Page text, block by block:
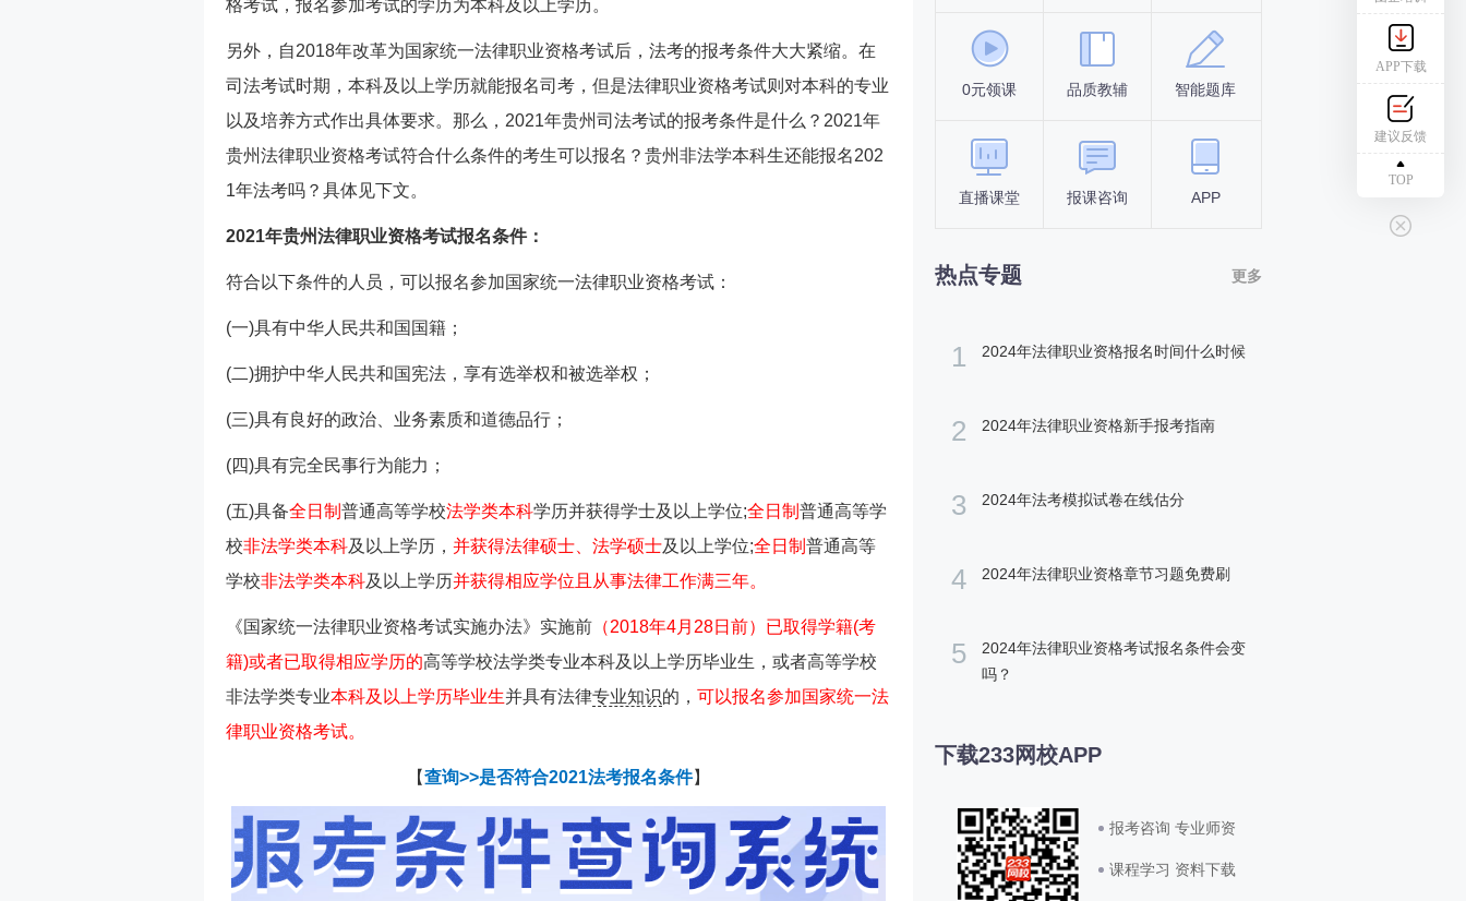
格考试，报名参加考试的学历为本科及以上学历。
另外，自2018年改革为国家统一法律职业资格考试后，法考的报考条件大大紧缩。在
司法考试时期，本科及以上学历就能报名司考，但是法律职业资格考试则对本科的专业
以及培养方式作出具体要求。那么，2021年贵州司法考试的报考条件是什么？2021年
贵州法律职业资格考试符合什么条件的考生可以报名？贵州非法学本科生还能报名202
1年法考吗？具体见下文。
2021年贵州法律职业资格考试报名条件：
符合以下条件的人员，可以报名参加国家统一法律职业资格考试：
(一)具有中华人民共和国国籍；
(二)拥护中华人民共和国宪法，享有选举权和被选举权；
(三)具有良好的政治、业务素质和道德品行；
(四)具有完全民事行为能力；
(五)具备全日制 普通高等学校法学类本科学历并获得学士及以上学位;全日制 普通高等学
校非法学类本科及以上学历， 并获得法律硕士、法学硕士及以上学位;全日制 普通高等
学校非法学类本科及以上学历并获得相应学位且从事法律工作满三年。
《国家统一法律职业资格考试实施办法》实施前 （2018年4月28日前）已取得学籍(考
籍)或者已取得相应学历的高等学校法学类专业本科及以上学历毕业生，或者高等学校
非法学类专业本科及以上学历毕业生并具有法律专业知识的， 可以报名参加国家统一法
律职业资格考试。
【查询>>是否符合2021法考报名条件】
0元领课 品质教辅 智能题库
直播课堂 报课咨询 APP
考试时间
热点专题 更多
1 2024年法律职业资格报名时间什么时候
2 2024年法律职业资格新手报考指南
3 2024年法考模拟试卷在线估分
4 2024年法律职业资格章节习题免费刷
5
2024年法律职业资格考试报名条件会变
吗？
下载233网校APP
报考咨询 专业师资
课程学习 资料下载
APP下载
建议反馈
TOP